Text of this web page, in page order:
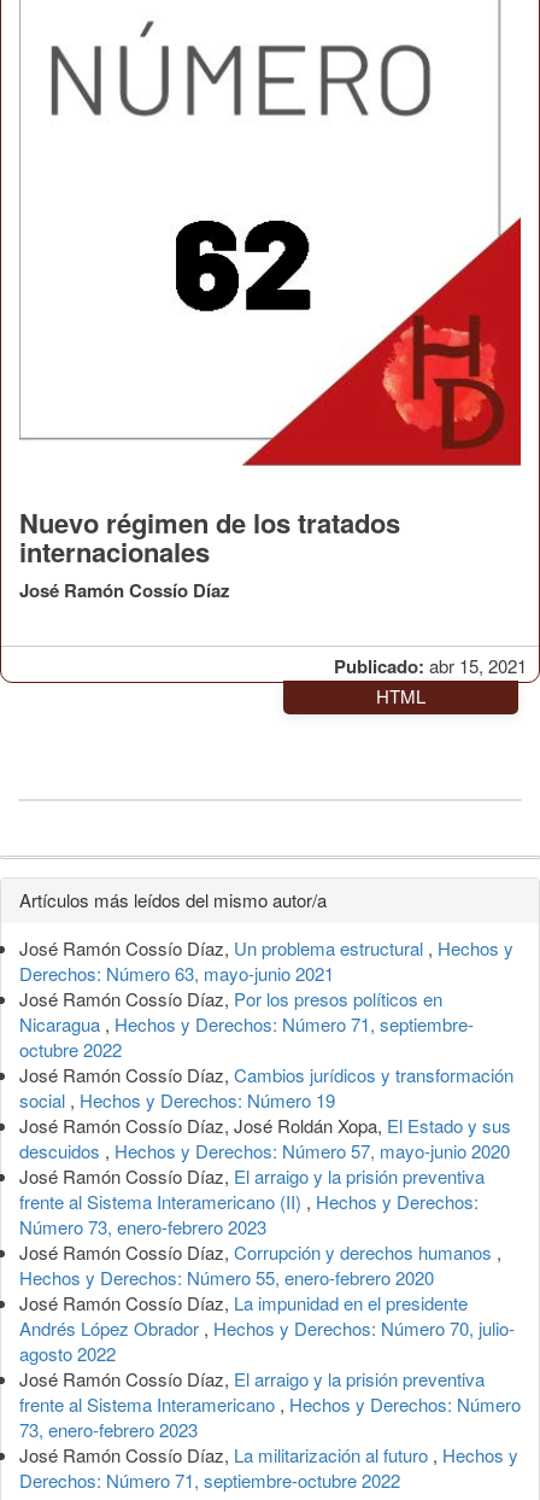
Publicado: abr 15, 2021
Nuevo régimen de los tratados
internacionales
José Ramón Cossío Díaz
HTML
Detalles
del
artículo
Artículos más leídos del mismo autor/a
José Ramón Cossío Díaz, Un problema estructural , Hechos y
Derechos: Número 63, mayo-junio 2021
José Ramón Cossío Díaz, Por los presos políticos en
Nicaragua , Hechos y Derechos: Número 71, septiembre-
octubre 2022
José Ramón Cossío Díaz, Cambios jurídicos y transformación
social , Hechos y Derechos: Número 19
José Ramón Cossío Díaz, José Roldán Xopa, El Estado y sus
descuidos , Hechos y Derechos: Número 57, mayo-junio 2020
José Ramón Cossío Díaz, El arraigo y la prisión preventiva
frente al Sistema Interamericano (II) , Hechos y Derechos:
Número 73, enero-febrero 2023
José Ramón Cossío Díaz, Corrupción y derechos humanos ,
Hechos y Derechos: Número 55, enero-febrero 2020
José Ramón Cossío Díaz, La impunidad en el presidente
Andrés López Obrador , Hechos y Derechos: Número 70, julio-
agosto 2022
José Ramón Cossío Díaz, El arraigo y la prisión preventiva
frente al Sistema Interamericano , Hechos y Derechos: Número
73, enero-febrero 2023
José Ramón Cossío Díaz, La militarización al futuro , Hechos y
Derechos: Número 71, septiembre-octubre 2022